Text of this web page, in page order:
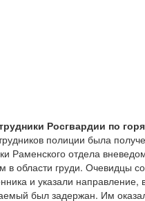
Росгвардии по
полиции была
Раменского отдела
области груди. Очевидцы
и указали направление,
был задержан. Им